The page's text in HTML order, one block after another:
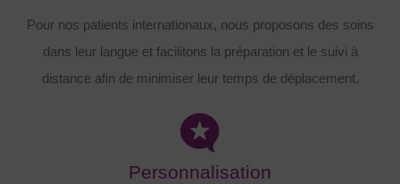
Pour nos patients internationaux, nous proposons des soins
dans leur langue et facilitons la préparation et le suivi à
distance afin de minimiser leur temps de déplacement.
Personnalisation